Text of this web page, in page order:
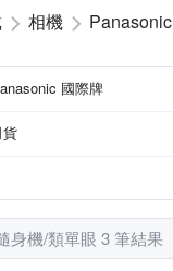
相機 Panasonic
國際牌
身機/類單眼 3 筆結果